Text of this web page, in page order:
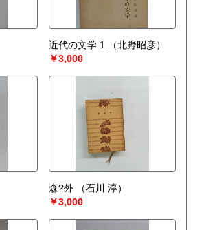
近代の文学 1
（北野昭彦）
￥3,000
森?外
（石川 淳）
￥3,000